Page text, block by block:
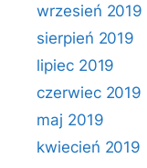
wrzesień 2019
sierpień 2019
lipiec 2019
czerwiec 2019
maj 2019
kwiecień 2019